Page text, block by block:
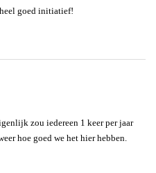
goed initiatief!
zou iedereen 1 keer per jaar
hoe goed we het hier hebben.